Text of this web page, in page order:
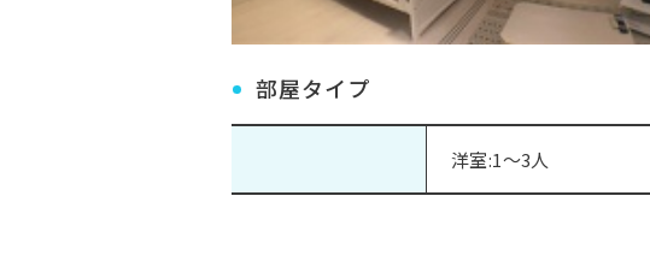
部屋タイプ
洋室:1～3人